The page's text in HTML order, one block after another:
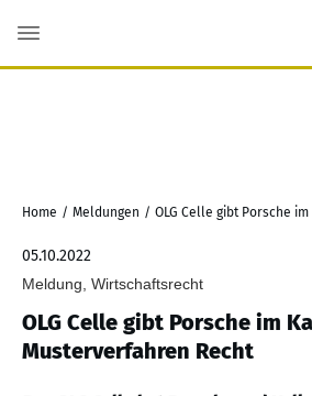
Home / Meldungen /
05.10.2022
Meldung, Wirtschaftsrecht
OLG Celle gibt Porsche im
Musterverfahren Recht